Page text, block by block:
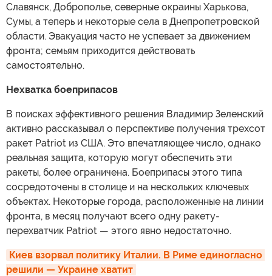
Славянск, Доброполье, северные окраины Харькова,
Сумы, а теперь и некоторые села в Днепропетровской
области. Эвакуация часто не успевает за движением
фронта; семьям приходится действовать
самостоятельно.
Нехватка боеприпасов
В поисках эффективного решения Владимир Зеленский
активно рассказывал о перспективе получения трехсот
ракет Patriot из США. Это впечатляющее число, однако
реальная защита, которую могут обеспечить эти
ракеты, более ограничена. Боеприпасы этого типа
сосредоточены в столице и на нескольких ключевых
объектах. Некоторые города, расположенные на линии
фронта, в месяц получают всего одну ракету-
перехватчик Patriot — этого явно недостаточно.
Киев взорвал политику Италии. В Риме единогласно
решили — Украине хватит